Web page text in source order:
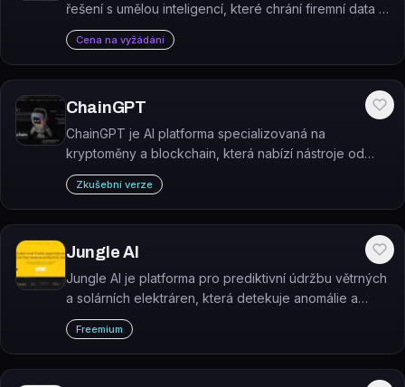
řešení s umělou inteligencí, které chrání firemní data v
SaaS aplikacích před únikem způsobeným lidskou
chybou.
Cena na vyžádání
ChainGPT
ChainGPT je AI platforma specializovaná na
kryptoměny a blockchain, která nabízí nástroje od
chatbota a generátoru smart kontraktů až po audit
kódu a generování NFT.
Zkušební verze
Jungle AI
Jungle AI je platforma pro prediktivní údržbu větrných
a solárních elektráren, která detekuje anomálie a
poruchy strojů dříve, než způsobí výpadky produkce.
Freemium